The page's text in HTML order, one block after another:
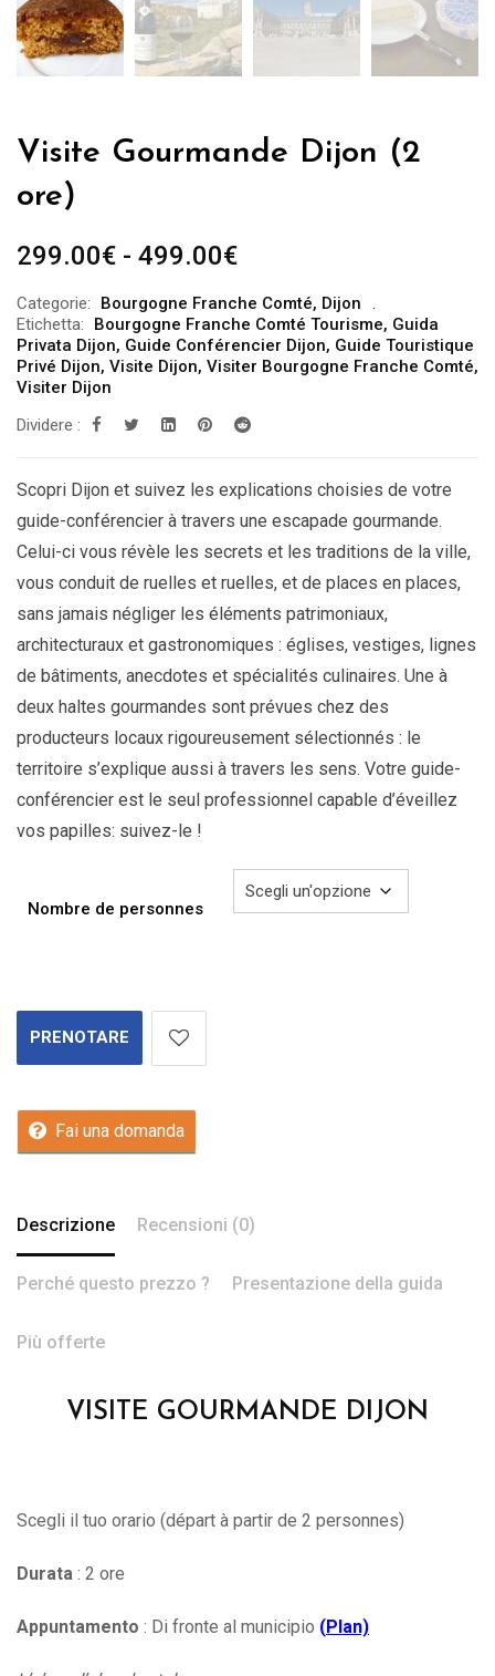
Visite Gourmande Dijon (2
ore)
299.00€ - 499.00€Fascia
prezzo:
da
299.00€
a
499.00€
Categorie: Bourgogne Franche Comté, Dijon
Etichetta:
Bourgogne Franche Comté Tourisme, Guida
Privata Dijon, Guide Conférencier Dijon, Guide Touristique
Privé Dijon, Visite Dijon, Visiter Bourgogne Franche Comté,
Visiter Dijon
Dividere :
Scopri Dijon et suivez les explications choisies de votre
guide-conférencier à travers une escapade gourmande.
Celui-ci vous révèle les secrets et les traditions de la ville,
vous conduit de ruelles et ruelles, et de places en places,
sans jamais négliger les éléments patrimoniaux,
architecturaux et gastronomiques : églises, vestiges, lignes
de bâtiments, anecdotes et spécialités culinaires. Une à
deux haltes gourmandes sont prévues chez des
producteurs locaux rigoureusement sélectionnés : le
territoire s’explique aussi à travers les sens. Votre guide-
conférencier est le seul professionnel capable d’éveillez
vos papilles: suivez-le !
Nombre de personnes
PRENOTARE
Fai una domanda
Descrizione Recensioni (0)
Perché questo prezzo ? Presentazione della guida
Più offerte
VISITE GOURMANDE DIJON
Scegli il tuo orario (départ à partir de 2 personnes)
Durata : 2 ore
Appuntamento : Di fronte al municipio (Plan)